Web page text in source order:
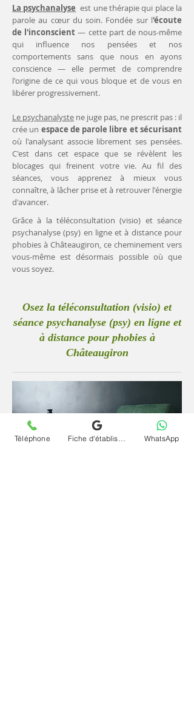
La psychanalyse est une thérapie qui place la
parole au cœur du soin. Fondée sur l'écoute
de l'inconscient— cette part de nous-même
qui influence nos pensées et nos
comportements sans que nous en ayons
conscience — elle permet de comprendre
l'origine de ce qui vous bloque et de vous en
libérer progressivement.
Le psychanalyste ne juge pas, ne prescrit pas : il
crée un espace de parole libre et sécurisant
où l'analysant associe librement ses pensées.
C'est dans cet espace que se révèlent les
blocages qui freinent votre vie. Au fil des
séances, vous apprenez à mieux vous
connaître, à lâcher prise et à retrouver l'énergie
d'avancer.
Grâce à la téléconsultation (visio) et séance
psychanalyse (psy) en ligne et à distance pour
phobies à Châteaugiron, ce cheminement vers
vous-même est désormais possible où que
vous soyez.
Osez la téléconsultation (visio) et
séance psychanalyse (psy) en ligne et
à distance pour phobies à
Châteaugiron
Téléphone WhatsApp